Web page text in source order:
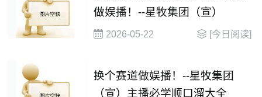
做娱播！--星牧集团（宣）
2026-05-22 [今日阅读]
换个赛道做娱播！--星牧集团
（宣）主播必学顺口溜大全